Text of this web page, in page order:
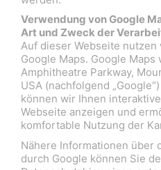
Verwendung von Google
Art und Zweck der
Auf dieser Webseite nutzen
Google Maps. Google
Amphitheatre Parkway,
USA (nachfolgend
können wir Ihnen
Webseite anzeigen und
komfortable Nutzung der
Nähere Informationen über
durch Google können Sie